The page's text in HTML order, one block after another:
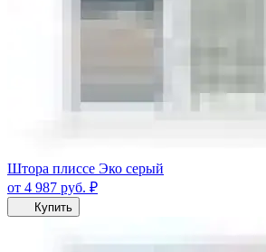
Штора плиссе Эко серый
от 4 987 руб. ₽
Купить